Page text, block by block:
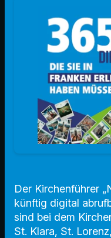
Der Kirchenführer
künftig digital
sind bei dem
St. Klara, St.